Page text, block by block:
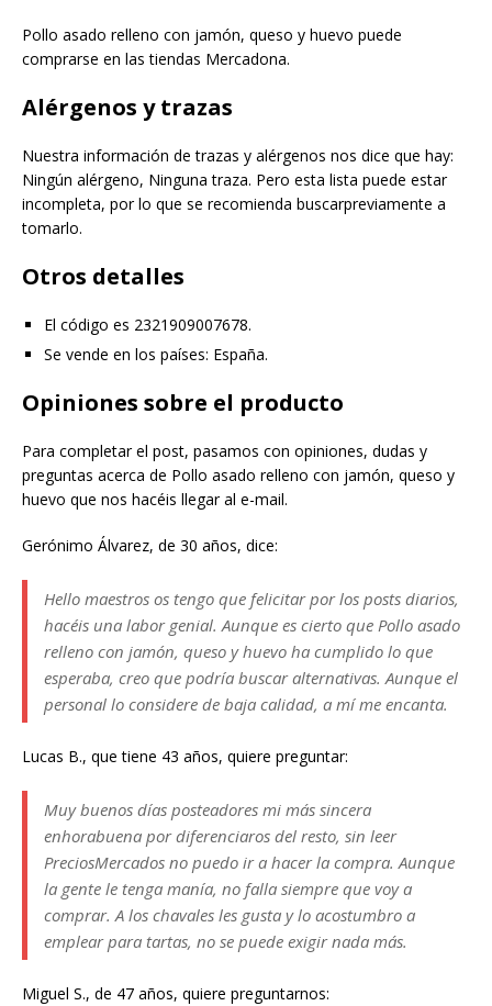
Pollo asado relleno con jamón, queso y huevo puede
comprarse en las tiendas Mercadona.
Alérgenos y trazas
Nuestra información de trazas y alérgenos nos dice que hay:
Ningún alérgeno, Ninguna traza. Pero esta lista puede estar
incompleta, por lo que se recomienda buscarpreviamente a
tomarlo.
Otros detalles
El código es 2321909007678.
Se vende en los países: España.
Opiniones sobre el producto
Para completar el post, pasamos con opiniones, dudas y
preguntas acerca de Pollo asado relleno con jamón, queso y
huevo que nos hacéis llegar al e-mail.
Gerónimo Álvarez, de 30 años, dice:
Hello maestros os tengo que felicitar por los posts diarios,
hacéis una labor genial. Aunque es cierto que Pollo asado
relleno con jamón, queso y huevo ha cumplido lo que
esperaba, creo que podría buscar alternativas. Aunque el
personal lo considere de baja calidad, a mí me encanta.
Lucas B., que tiene 43 años, quiere preguntar:
Muy buenos días posteadores mi más sincera
enhorabuena por diferenciaros del resto, sin leer
PreciosMercados no puedo ir a hacer la compra. Aunque
la gente le tenga manía, no falla siempre que voy a
comprar. A los chavales les gusta y lo acostumbro a
emplear para tartas, no se puede exigir nada más.
Miguel S., de 47 años, quiere preguntarnos: